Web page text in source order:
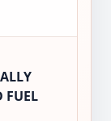
FUEL